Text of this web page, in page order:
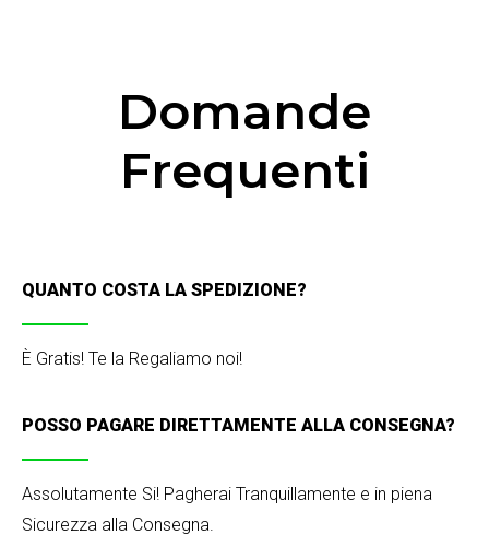
Domande
Frequenti
QUANTO COSTA LA SPEDIZIONE?
È Gratis! Te la Regaliamo noi!
POSSO PAGARE DIRETTAMENTE ALLA CONSEGNA?
Assolutamente Si! Pagherai Tranquillamente e in piena
Sicurezza alla Consegna.